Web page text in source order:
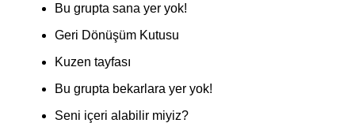
Bu grupta sana yer yok!
Geri Dönüşüm Kutusu
Kuzen tayfası
Bu grupta bekarlara yer yok!
Seni içeri alabilir miyiz?